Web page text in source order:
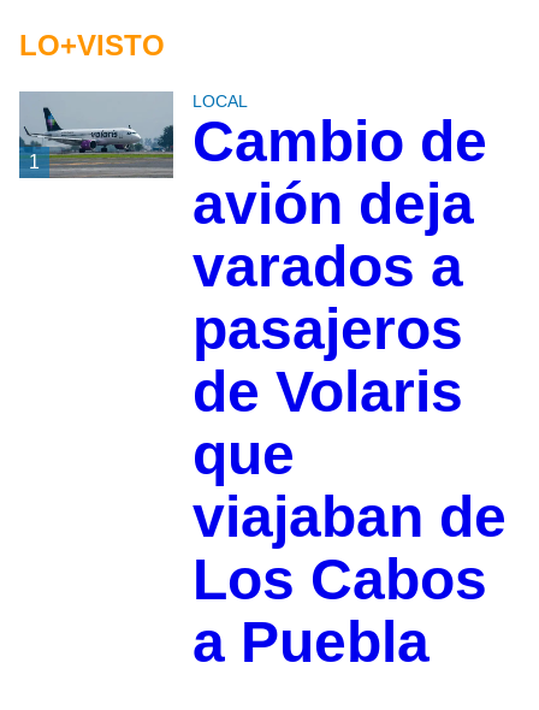
LO+VISTO
1
LOCAL
Cambio de
avión deja
varados a
pasajeros
de Volaris
que
viajaban de
Los Cabos
a Puebla